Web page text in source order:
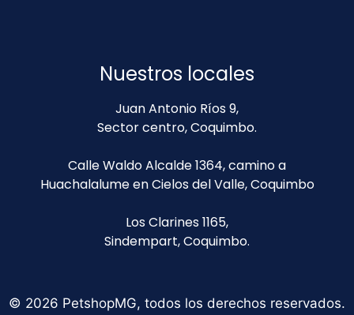
Nuestros locales
Juan Antonio Ríos 9,
Sector centro, Coquimbo.
Calle Waldo Alcalde 1364, camino a
Huachalalume en Cielos del Valle, Coquimbo
Los Clarines 1165,
Sindempart, Coquimbo.
© 2026 PetshopMG, todos los derechos reservados.